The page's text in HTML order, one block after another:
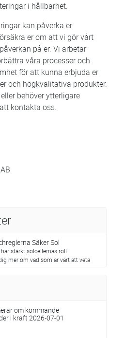
i hållbarhet.
kan påverka er
er om att vi gör vårt
på er. Vi arbetar
våra processer och
för att kunna erbjuda er
och högkvalitativa produkter.
behöver ytterligare
kontakta oss.
Säker Sol
stärkt solcellernas roll i
mer om vad som är värt att veta
om kommande
i kraft 2026-07-01